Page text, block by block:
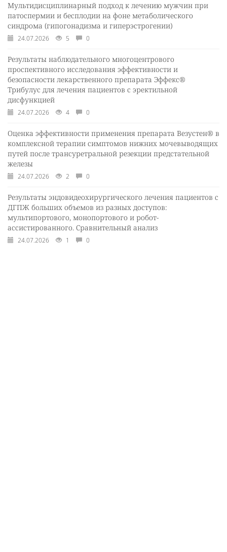
Мультидисциплинарный подход к лечению мужчин при
патоспермии и бесплодии на фоне метаболического
синдрома (гипогонадизма и гиперэстрогении)
24.07.2026 5 0
Результаты наблюдательного многоцентрового
проспективного исследования эффективности и
безопасности лекарственного препарата Эффекс®
Трибулус для лечения пациентов с эректильной
дисфункцией
24.07.2026 4 0
Оценка эффективности применения препарата Везустен® в
комплексной терапии симптомов нижних мочевыводящих
путей после трансуретральной резекции предстательной
железы
24.07.2026 2 0
Результаты эндовидеохирургического лечения пациентов с
ДГПЖ больших объемов из разных доступов:
мультипортового, монопортового и робот-
ассистированного. Сравнительный анализ
24.07.2026 1 0